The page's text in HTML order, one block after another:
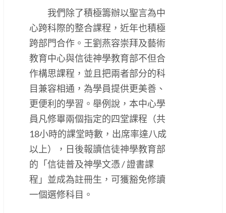
我們除了積極籌辦以聖言為中
心跨科際的整合課程，近年也積極
跨部門合作。王劉燕容崇拜及藝術
教育中心與信徒神學教育部不但合
作構思課程，並且把兩者部分的科
目兼容相通，為學員提供更美善、
更便利的學習。舉例說，本中心學
員凡修畢兩個指定的四堂課程（共
18小時的課堂時數，出席率達八成
以上），日後報讀信徒神學教育部
的「信徒普及神學文憑 / 證書課
程」並成為註冊生，可獲豁免修讀
一個選修科目。